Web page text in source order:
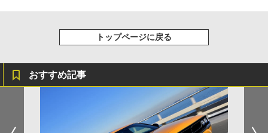
トップページに戻る
おすすめ記事